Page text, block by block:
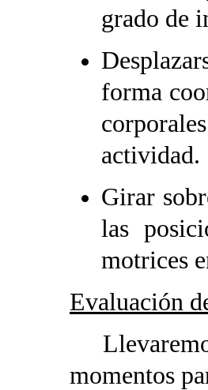
grado de
forma
actividad.
Girar
las
motrices
Evaluación
momentos